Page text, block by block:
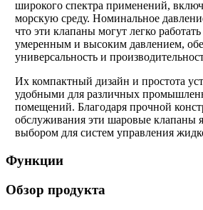
широкого спектра применений,
морскую среду. Номинальное
что эти клапаны могут легко
умеренным и высоким давлением,
универсальность и
Их компактный дизайн и простота
удобными для различных
помещений. Благодаря прочной
обслуживания эти шаровые клапаны
выбором для систем управления
Функции
Обзор продукта